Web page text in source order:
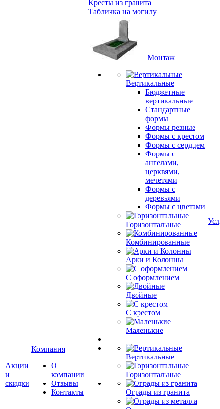
Акции
и
скидки
Компания
О
компании
Отзывы
Контакты
Кресты из гранита
Табличка на могилу
Монтаж
Вертикальные
Бюджетные
вертикальные
Стандартные
формы
Формы резные
Формы с крестом
Формы с сердцем
Формы с
ангелами,
церквями,
мечетями
Формы с
деревьями
Формы с цветами
Горизонтальные
Комбинированные
Арки и Колонны
С оформлением
Двойные
С крестом
Маленькие
Вертикальные
Горизонтальные
Ограды из гранита